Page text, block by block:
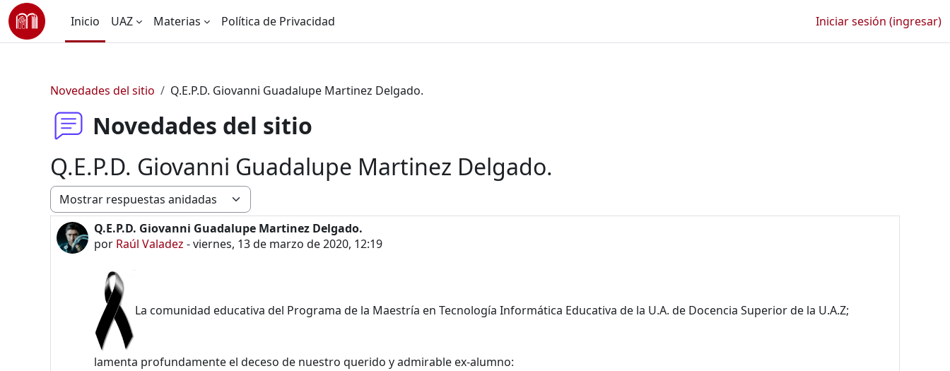
Saltar al contenido principal
Inicio
UAZ Materias Política de Privacidad Iniciar sesión (ingresar)
Novedades del sitio Q.E.P.D. Giovanni Guadalupe Martinez Delgado.
Novedades del sitio
Q.E.P.D. Giovanni Guadalupe Martinez Delgado.
Modo de visualización
Q.E.P.D. Giovanni Guadalupe Martinez Delgado.
por Raúl Valadez -viernes, 13 de marzo de 2020, 12:19
Número de respuestas: 0
La comunidad educativa del Programa de la Maestría en Tecnología Informática Educativa de la U.A. de Docencia Superior de la U.A.Z;
lamenta profundamente el deceso de nuestro querido y admirable ex-alumno: